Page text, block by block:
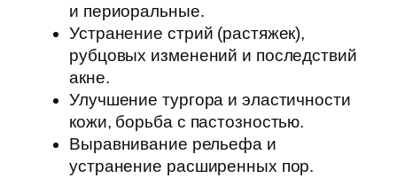
и периоральные.
Устранение стрий (растяжек),
рубцовых изменений и последствий
акне.
Улучшение тургора и эластичности
кожи, борьба с пастозностью.
Выравнивание рельефа и
устранение расширенных пор.